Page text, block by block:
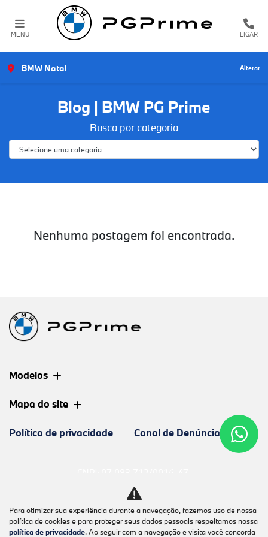
MENU LIGAR
BMW Natal Alterar
Blog | BMW PG Prime
Busca por categoria
Nenhuma postagem foi encontrada.
Modelos
Mapa do site
Política de privacidade Canal de Denúncias
Para otimizar sua experiência durante a navegação, fazemos uso de nossa
política de cookies e para proteger seus dados pessoais respeitamos nossa
política de privacidade. Ao seguir com a navegação e visita você concorda